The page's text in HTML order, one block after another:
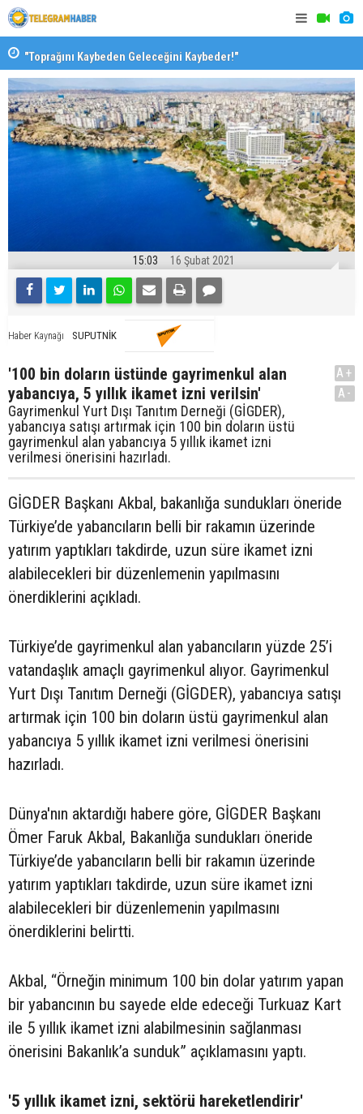
"Toprağını Kaybeden Geleceğini Kaybeder!"
15:03 16 Şubat 2021
Haber Kaynağı SUPUTNİK
'100 bin doların üstünde gayrimenkul alan
yabancıya, 5 yıllık ikamet izni verilsin'
Gayrimenkul Yurt Dışı Tanıtım Derneği (GİGDER),
yabancıya satışı artırmak için 100 bin doların üstü
gayrimenkul alan yabancıya 5 yıllık ikamet izni
verilmesi önerisini hazırladı.
A+
A-
GİGDER Başkanı Akbal, bakanlığa sundukları öneride
Türkiye’de yabancıların belli bir rakamın üzerinde
yatırım yaptıkları takdirde, uzun süre ikamet izni
alabilecekleri bir düzenlemenin yapılmasını
önerdiklerini açıkladı.
Türkiye’de gayrimenkul alan yabancıların yüzde 25’i
vatandaşlık amaçlı gayrimenkul alıyor. Gayrimenkul
Yurt Dışı Tanıtım Derneği (GİGDER), yabancıya satışı
artırmak için 100 bin doların üstü gayrimenkul alan
yabancıya 5 yıllık ikamet izni verilmesi önerisini
hazırladı.
Dünya'nın aktardığı habere göre, GİGDER Başkanı
Ömer Faruk Akbal, Bakanlığa sundukları öneride
Türkiye’de yabancıların belli bir rakamın üzerinde
yatırım yaptıkları takdirde, uzun süre ikamet izni
alabilecekleri bir düzenlemenin yapılmasını
önerdiklerini belirtti.
Akbal, “Örneğin minimum 100 bin dolar yatırım yapan
bir yabancının bu sayede elde edeceği Turkuaz Kart
ile 5 yıllık ikamet izni alabilmesinin sağlanması
önerisini Bakanlık’a sunduk” açıklamasını yaptı.
'5 yıllık ikamet izni, sektörü hareketlendirir'